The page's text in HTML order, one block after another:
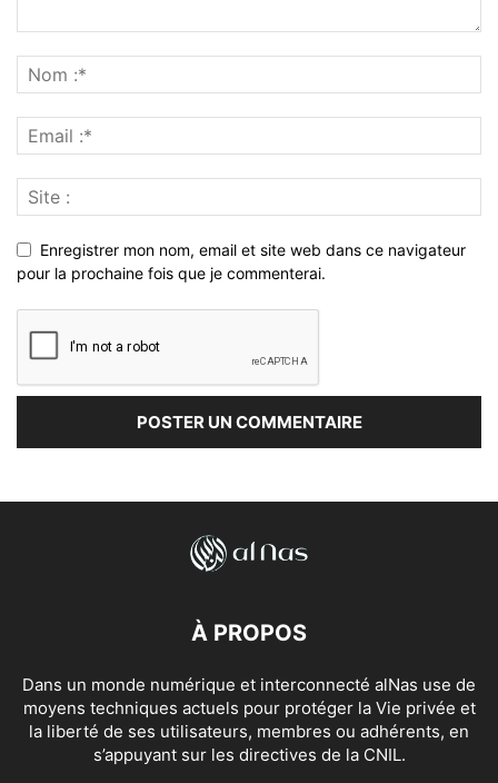
Enregistrer mon nom, email et site web dans ce navigateur
pour la prochaine fois que je commenterai.
À PROPOS
Dans un monde numérique et interconnecté alNas use de
moyens techniques actuels pour protéger la Vie privée et
la liberté de ses utilisateurs, membres ou adhérents, en
s’appuyant sur les directives de la CNIL.